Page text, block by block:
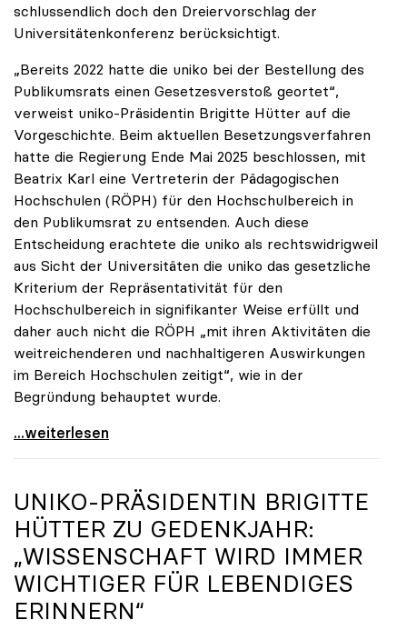
schlussendlich doch den Dreiervorschlag der
Universitätenkonferenz berücksichtigt.
„Bereits 2022 hatte die uniko bei der Bestellung des
Publikumsrats einen Gesetzesverstoß geortet“,
verweist uniko-Präsidentin Brigitte Hütter auf die
Vorgeschichte. Beim aktuellen Besetzungsverfahren
hatte die Regierung Ende Mai 2025 beschlossen, mit
Beatrix Karl eine Vertreterin der Pädagogischen
Hochschulen (RÖPH) für den Hochschulbereich in
den Publikumsrat zu entsenden. Auch diese
Entscheidung erachtete die uniko als rechtswidrigweil
aus Sicht der Universitäten die uniko das gesetzliche
Kriterium der Repräsentativität für den
Hochschulbereich in signifikanter Weise erfüllt und
daher auch nicht die RÖPH „mit ihren Aktivitäten die
weitreichenderen und nachhaltigeren Auswirkungen
im Bereich Hochschulen zeitigt“, wie in der
Begründung behauptet wurde.
ORF-Publikumsrat: Regierung entsendet nun doch
...weiterlesen
UNIKO-PRÄSIDENTIN BRIGITTE
HÜTTER ZU GEDENKJAHR:
„WISSENSCHAFT WIRD IMMER
WICHTIGER FÜR LEBENDIGES
ERINNERN“